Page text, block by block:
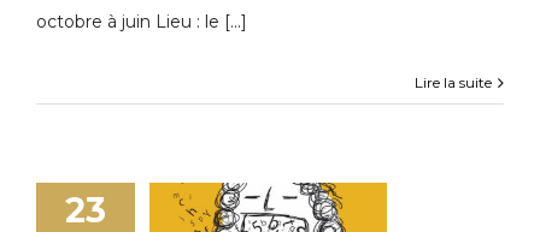
octobre à juin Lieu : le [...]
Lire la suite
23